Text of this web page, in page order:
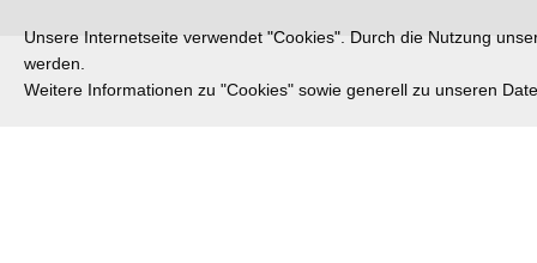
Unsere Internetseite verwendet "Cookies". Durch die Nutzung
werden.
Weitere Informationen zu "Cookies" sowie generell zu unseren